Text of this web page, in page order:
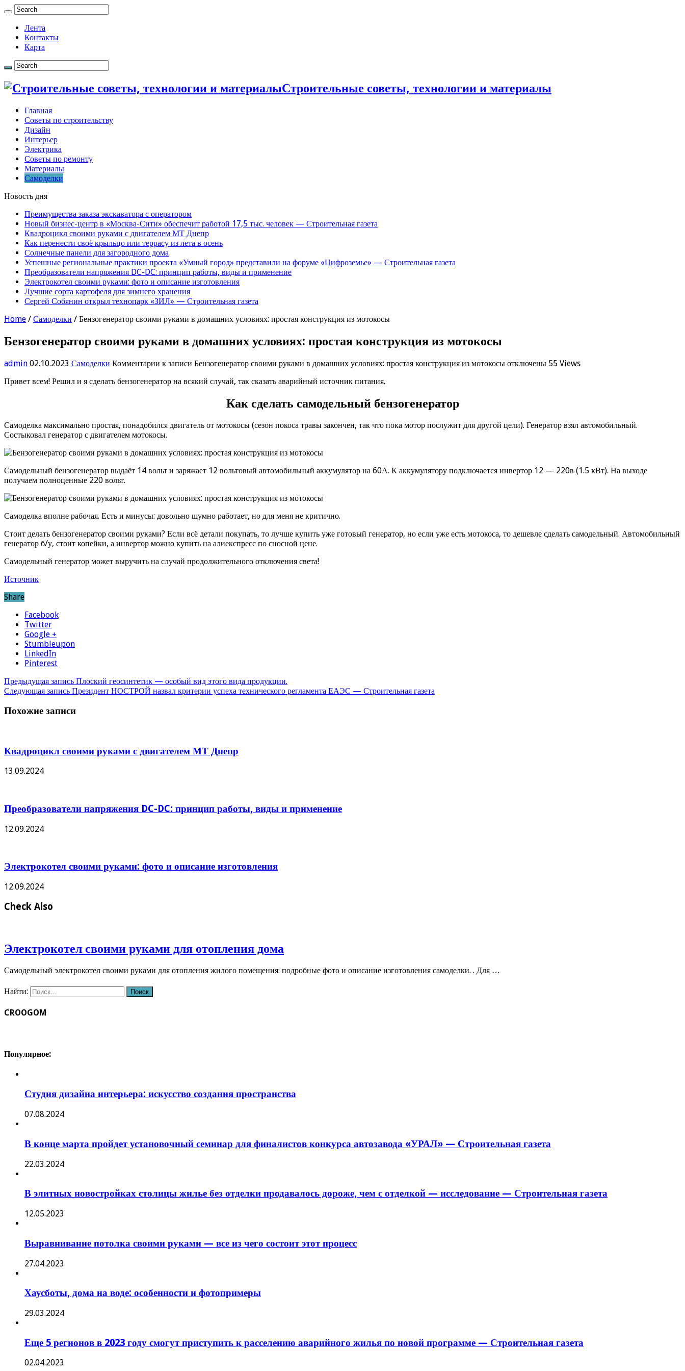
Лента
Контакты
Карта
Строительные советы, технологии и материалы
Главная
Советы по строительству
Дизайн
Интерьер
Электрика
Советы по ремонту
Материалы
Самоделки
Новость дня
Преимущества заказа экскаватора с оператором
Новый бизнес-центр в «Москва-Сити» обеспечит работой 17,5 тыс. человек — Строительная газета
Квадроцикл своими руками с двигателем МТ Днепр
Как перенести своё крыльцо или террасу из лета в осень
Солнечные панели для загородного дома
Успешные региональные практики проекта «Умный город» представили на форуме «Цифроземье» — Строительная газета
Преобразователи напряжения DC-DC: принцип работы, виды и применение
Электрокотел своими руками: фото и описание изготовления
Лучшие сорта картофеля для зимнего хранения
Сергей Собянин открыл технопарк «ЗИЛ» — Строительная газета
Home / Самоделки / Бензогенератор своими руками в домашних условиях: простая конструкция из мотокосы
Бензогенератор своими руками в домашних условиях: простая конструкция из мотокосы
admin 02.10.2023 Самоделки Комментарии к записи Бензогенератор своими руками в домашних условиях: простая конструкция из мотокосы отключены 55 Views
Привет всем! Решил и я сделать бензогенератор на всякий случай, так сказать аварийный источник питания.
Как сделать самодельный бензогенератор
Самоделка максимально простая, понадобился двигатель от мотокосы (сезон покоса травы закончен, так что пока мотор послужит для другой цели). Генератор взял автомобильный.
Состыковал генератор с двигателем мотокосы.
Самодельный бензогенератор выдаёт 14 вольт и заряжает 12 вольтовый автомобильный аккумулятор на 60А. К аккумулятору подключается инвертор 12 — 220в (1.5 кВт). На выходе
получаем полноценные 220 вольт.
Самоделка вполне рабочая. Есть и минусы: довольно шумно работает, но для меня не критично.
Стоит делать бензогенератор своими руками? Если всё детали покупать, то лучше купить уже готовый генератор, но если уже есть мотокоса, то дешевле сделать самодельный. Автомобильный
генератор б/у, стоит копейки, а инвертор можно купить на алиекспресс по сносной цене.
Самодельный генератор может выручить на случай продолжительного отключения света!
Источник
Share
Facebook
Twitter
Google +
Stumbleupon
LinkedIn
Pinterest
Предыдущая запись Плоский геосинтетик — особый вид этого вида продукции.
Следующая запись Президент НОСТРОЙ назвал критерии успеха технического регламента ЕАЭС — Строительная газета
Похожие записи
Квадроцикл своими руками с двигателем МТ Днепр
13.09.2024
Преобразователи напряжения DC-DC: принцип работы, виды и применение
12.09.2024
Электрокотел своими руками: фото и описание изготовления
12.09.2024
Check Also
Электрокотел своими руками для отопления дома
Самодельный электрокотел своими руками для отопления жилого помещения: подробные фото и описание изготовления самоделки. . Для …
Найти:
CROOGOM
Популярное:
Студия дизайна интерьера: искусство создания пространства
07.08.2024
В конце марта пройдет установочный семинар для финалистов конкурса автозавода «УРАЛ» — Строительная газета
22.03.2024
В элитных новостройках столицы жилье без отделки продавалось дороже, чем с отделкой — исследование — Строительная газета
12.05.2023
Выравнивание потолка своими руками — все из чего состоит этот процесс
27.04.2023
Хаусботы, дома на воде: особенности и фотопримеры
29.03.2024
Еще 5 регионов в 2023 году смогут приступить к расселению аварийного жилья по новой программе — Строительная газета
02.04.2023